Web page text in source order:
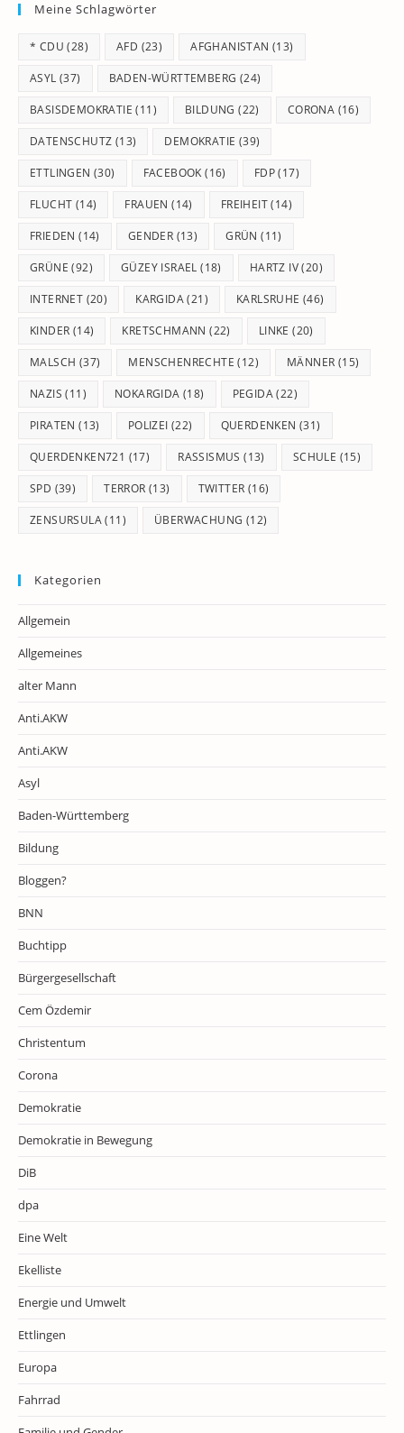
Meine Schlagwörter
* CDU (28) AFD (23) AFGHANISTAN (13)
ASYL (37) BADEN-WÜRTTEMBERG (24)
BASISDEMOKRATIE (11) BILDUNG (22) CORONA (16)
DATENSCHUTZ (13) DEMOKRATIE (39)
ETTLINGEN (30) FACEBOOK (16) FDP(17)
FLUCHT (14) FRAUEN (14) FREIHEIT(14)
FRIEDEN (14) GENDER (13) GRÜN (11)
GRÜNE (92) GÜZEY ISRAEL (18) HARTZ IV(20)
INTERNET (20) KARGIDA(21) KARLSRUHE (46)
KINDER (14) KRETSCHMANN (22) LINKE (20)
MALSCH (37) MENSCHENRECHTE (12) MÄNNER (15)
NAZIS (11) NOKARGIDA (18) PEGIDA(22)
PIRATEN (13) POLIZEI (22) QUERDENKEN (31)
QUERDENKEN721 (17) RASSISMUS (13) SCHULE (15)
SPD (39) TERROR (13) TWITTER (16)
ZENSURSULA(11) ÜBERWACHUNG (12)
Kategorien
Allgemein
Allgemeines
alter Mann
Anti.AKW
Anti.AKW
Asyl
Baden-Württemberg
Bildung
Bloggen?
BNN
Buchtipp
Bürgergesellschaft
Cem Özdemir
Christentum
Corona
Demokratie
Demokratie in Bewegung
DiB
dpa
Eine Welt
Ekelliste
Energie und Umwelt
Ettlingen
Europa
Fahrrad